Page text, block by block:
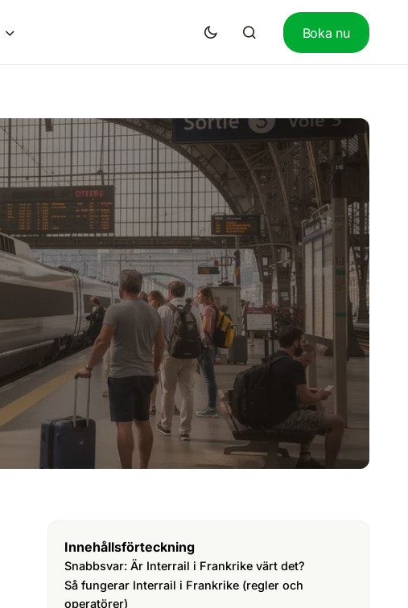
Boka nu
Innehållsförteckning
Snabbsvar: Är Interrail i Frankrike värt det?
Så fungerar Interrail i Frankrike (regler och
operatörer)